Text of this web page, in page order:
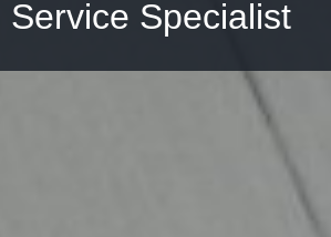
Service Specialist